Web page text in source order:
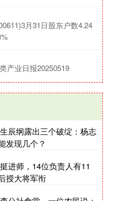
月31日股东户数4.24
产业日报20250519
辰纲露出三个破绽：杨志
发现几个？
进师，14位负责人有11
授大将军衔